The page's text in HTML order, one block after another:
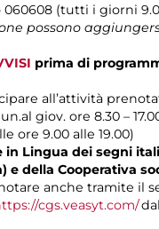
060608 (tutti i giorni
possono
prima di
all’attività
giov. ore 8.30 –
ore 9.00 alle 19.00)
Lingua dei segni
e della Cooperativa
anche tramite il
cgs.veasyt.com/